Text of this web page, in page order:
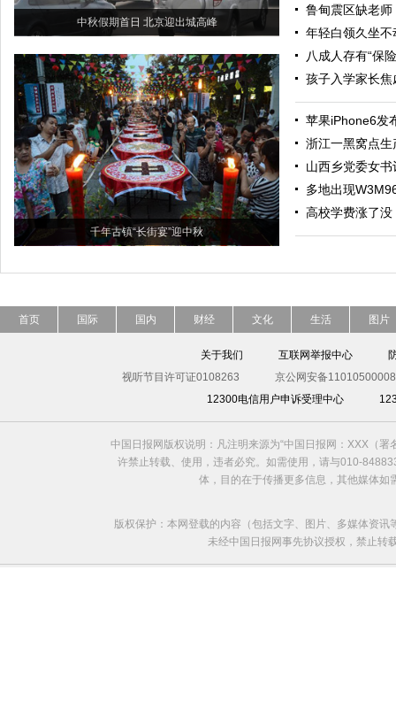
中秋假期首日 北京迎出城高峰
千年古镇“长街宴”迎中秋
鲁甸震区缺老
年轻白领久坐
八成人存有“保
孩子入学家长
苹果iPhone6发
浙江一黑窝点
山西乡党委女
多地出现
高校学费涨了
首页 国际 国内 财经 文化 生活 图片
关于我们 互联网举报中心
视听节目许可证0108263
京公网安备
12300电信用户申诉受理中心
中国日报网版权说明：凡注明来源为“中国日报网：XXX（
许禁止转载、使用，违者必究。如需使用，请与010-
体，目的在于传播更多信息，其他媒体
版权保护：本网登载的内容（包括文字、图片、多媒体资
未经中国日报网事先协议授权，禁止转